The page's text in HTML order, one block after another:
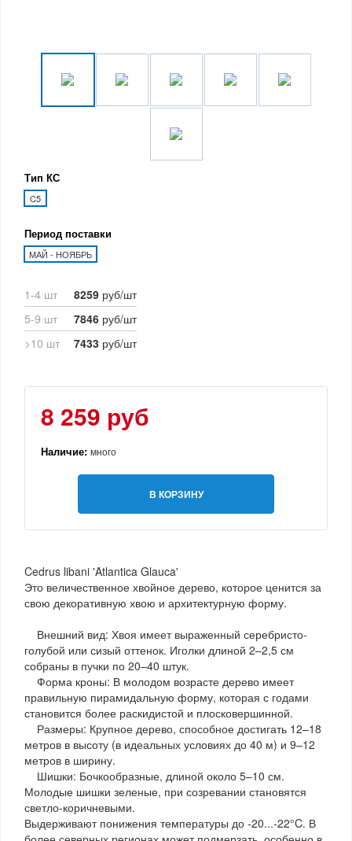
Тип КС
C5
Период поставки
МАЙ - НОЯБРЬ
1-4 шт 8259 руб/шт
5-9 шт
7846 руб/шт
>10 шт
7433 руб/шт
8 259 руб
Наличие: много
В КОРЗИНУ
Cedrus libani 'Atlantica Glauca'
Это величественное хвойное дерево, которое ценится за
свою декоративную хвою и архитектурную форму.
Внешний вид: Хвоя имеет выраженный серебристо-
голубой или сизый оттенок. Иголки длиной 2–2,5 см
собраны в пучки по 20–40 штук.
Форма кроны: В молодом возрасте дерево имеет
правильную пирамидальную форму, которая с годами
становится более раскидистой и плосковершинной.
Размеры: Крупное дерево, способное достигать 12–18
метров в высоту (в идеальных условиях до 40 м) и 9–12
метров в ширину.
Шишки: Бочкообразные, длиной около 5–10 см.
Молодые шишки зеленые, при созревании становятся
светло-коричневыми.
Выдерживают понижения температуры до -20...-22°C. В